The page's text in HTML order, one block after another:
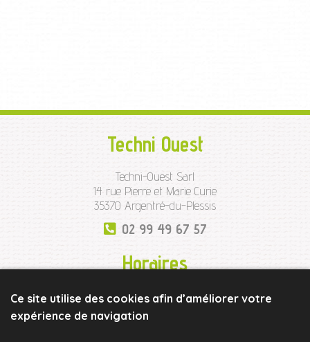
Techni Ouest
Techni-Ouest Sarl
14 rue Pierre et Marie Curie
35370 Argentré-du-Plessis
02 99 49 67 57
Horaires
Vendredi de9h à 12h30 et de 13h30 à 19h
Ce site utilise des cookies afin d’améliorer votre
expérience de navigation